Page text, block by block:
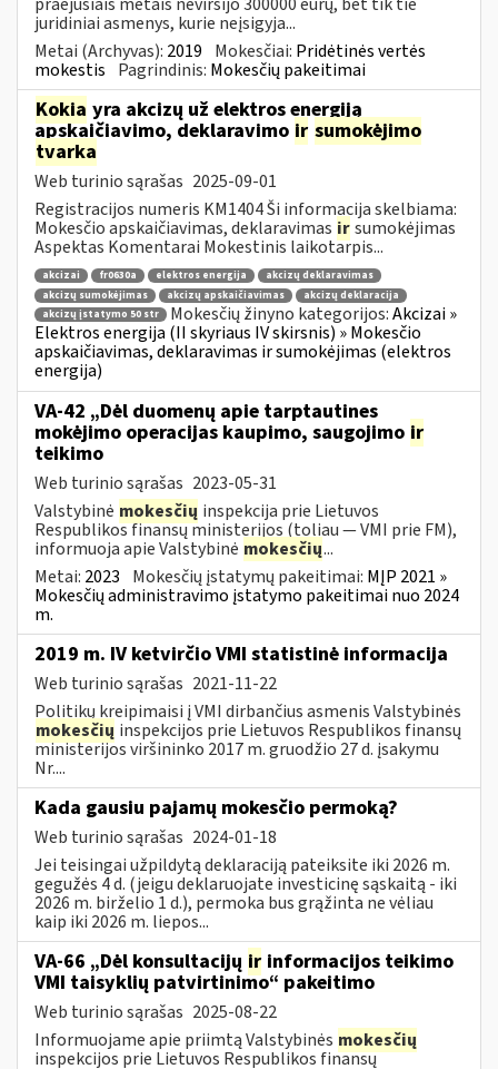
juridiniai asmenys, kurie neįsigyja...
Metai (Archyvas): 2019 Mokesčiai: Pridėtinės vertės
mokestis Pagrindinis: Mokesčių pakeitimai
Kokia yra akcizų už elektros energiją
apskaičiavimo, deklaravimo ir sumokėjimo
tvarka
Web turinio sąrašas 2025-09-01
Registracijos numeris KM1404 Ši informacija skelbiama:
Mokesčio apskaičiavimas, deklaravimas irsumokėjimas
Aspektas Komentarai Mokestinis laikotarpis...
akcizai fr0630a elektros energija
akcizų deklaravimas
akcizų sumokėjimas
akcizų apskaičiavimas
akcizų deklaracija
akcizų įstatymo 50 str
Mokesčių žinyno kategorijos:Akcizai »
Elektros energija (II skyriaus IV skirsnis) » Mokesčio
apskaičiavimas, deklaravimas ir sumokėjimas (elektros
energija)
VA-42 „Dėl duomenų apie tarptautines
mokėjimo operacijas kaupimo, saugojimo ir
teikimo
Web turinio sąrašas 2023-05-31
Valstybinė mokesčių inspekcija prie Lietuvos
Respublikos finansų ministerijos (toliau ― VMI prie FM),
informuoja apie Valstybinė mokesčių...
Metai: 2023 Mokesčių įstatymų pakeitimai: MĮP 2021 »
Mokesčių administravimo įstatymo pakeitimai nuo 2024
m.
2019 m. IV ketvirčio VMI statistinė informacija
Web turinio sąrašas 2021-11-22
Politikų kreipimaisi į VMI dirbančius asmenis Valstybinės
mokesčių inspekcijos prie Lietuvos Respublikos finansų
ministerijos viršininko 2017 m. gruodžio 27 d. įsakymu
Nr....
Kada gausiu pajamų mokesčio permoką?
Web turinio sąrašas 2024-01-18
Jei teisingai užpildytą deklaraciją pateiksite iki 2026 m.
gegužės 4 d. (jeigu deklaruojate investicinę sąskaitą - iki
2026 m. birželio 1 d.), permoka bus grąžinta ne vėliau
kaip iki 2026 m. liepos...
VA-66 „Dėl konsultacijų ir informacijos teikimo
VMI taisyklių patvirtinimo“ pakeitimo
Web turinio sąrašas 2025-08-22
Informuojame apie priimtą Valstybinės mokesčių
inspekcijos prie Lietuvos Respublikos finansų